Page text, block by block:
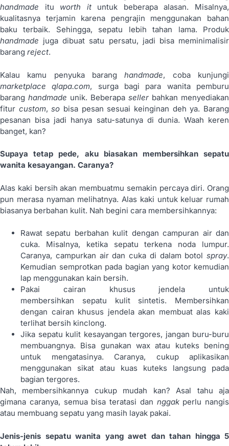
handmade itu worth ituntuk beberapa alasan. Misalnya,
kualitasnya terjamin karena pengrajin menggunakan bahan
baku terbaik. Sehingga, sepatu lebih tahan lama. Produk
handmade juga dibuat satu persatu, jadi bisa meminimalisir
barang reject.
Kalau kamu penyuka baranghandmade, coba kunjungi
marketplace qlapa.com, surga bagi para wanita pemburu
barang handmade unik. Beberapa seller bahkan menyediakan
fitur custom,so bisa pesan sesuai keinginan deh ya. Barang
pesanan bisa jadi hanya satu-satunya di dunia. Waah keren
banget, kan?
Supaya tetap pede, aku biasakan membersihkan sepatu
wanita kesayangan. Caranya?
Alas kaki bersih akan membuatmu semakin percaya diri. Orang
pun merasa nyaman melihatnya. Alas kaki untuk keluar rumah
biasanya berbahan kulit. Nah begini cara membersihkannya:
Rawat sepatu berbahan kulit dengan campuran air dan
cuka. Misalnya, ketika sepatu terkena noda lumpur.
Caranya, campurkan air dan cuka di dalam botol spray.
Kemudian semprotkan pada bagian yang kotor kemudian
lap menggunakan kain bersih.
Pakai cairan khusus jendela untuk
membersihkan sepatu kulit sintetis. Membersihkan
dengan cairan khusus jendela akan membuat alas kaki
terlihat bersih kinclong.
Jika sepatu kulit kesayangan tergores, jangan buru-buru
membuangnya. Bisa gunakan wax atau kuteks bening
untuk mengatasinya. Caranya, cukup aplikasikan
menggunakan sikat atau kuas kuteks langsung pada
bagian tergores.
Nah, membersihkannya cukup mudah kan? Asal tahu aja
gimana caranya, semua bisa teratasi dan nggak perlu nangis
atau membuang sepatu yang masih layak pakai.
Jenis-jenis sepatu wanita yang awet dan tahan hingga 5